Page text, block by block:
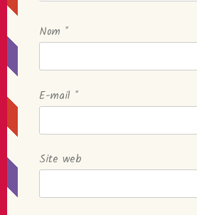
Nom *
E-mail *
Site web